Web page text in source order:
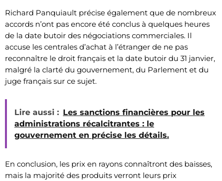
Richard Panquiault précise également que de nombreux
accords n’ont pas encore été conclus à quelques heures
de la date butoir des négociations commerciales. Il
accuse les centrales d’achat à l’étranger de ne pas
reconnaître le droit français et la date butoir du 31 janvier,
malgré la clarté du gouvernement, du Parlement et du
juge français sur ce sujet.
Lire aussi : Les sanctions financières pour les
administrations récalcitrantes : le
gouvernement en précise les détails.
En conclusion, les prix en rayons connaîtront des baisses,
mais la majorité des produits verront leurs prix